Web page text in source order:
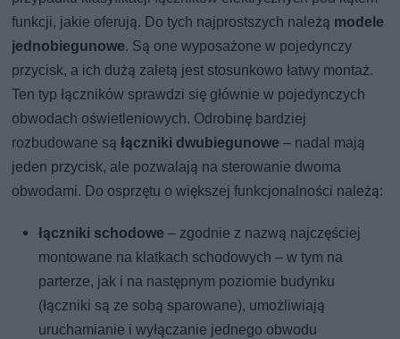
funkcji, jakie oferują. Do tych najprostszych należą modele
jednobiegunowe. Są one wyposażone w pojedynczy
przycisk, a ich dużą zaletą jest stosunkowo łatwy montaż.
Ten typ łączników sprawdzi się głównie w pojedynczych
obwodach oświetleniowych. Odrobinę bardziej
rozbudowane sąłączniki dwubiegunowe – nadal mają
jeden przycisk, ale pozwalają na sterowanie dwoma
obwodami. Do osprzętu o większej funkcjonalności należą:
łączniki schodowe – zgodnie z nazwą najczęściej
montowane na klatkach schodowych – w tym na
parterze, jak i na następnym poziomie budynku
(łączniki są ze sobą sparowane), umożliwiają
uruchamianie i wyłączanie jednego obwodu